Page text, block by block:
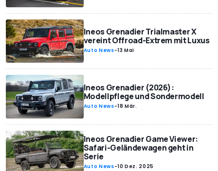
Ineos Grenadier Trialmaster X
vereint Offroad-Extrem mit Luxus
Auto News-13 Mai
Ineos Grenadier (2026):
Modellpflege und Sondermodell
Auto News-18 Mär.
Ineos Grenadier Game Viewer:
Safari-Geländewagen geht in
Serie
Auto News-10 Dez. 2025